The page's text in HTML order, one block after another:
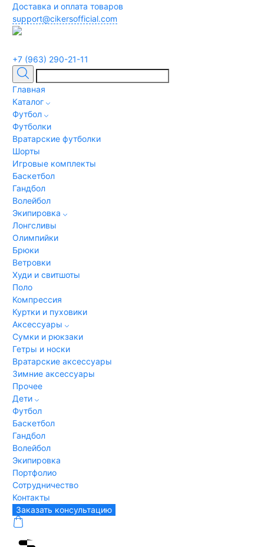
Доставка и оплата товаров
support@cikersofficial.com
+7 (963) 290-21-11
Главная
Каталог
Футбол
Футболки
Вратарские футболки
Шорты
Игровые комплекты
Баскетбол
Гандбол
Волейбол
Экипировка
Лонгсливы
Олимпийки
Брюки
Ветровки
Худи и свитшоты
Поло
Компрессия
Куртки и пуховики
Аксессуары
Сумки и рюкзаки
Гетры и носки
Вратарские аксессуары
Зимние аксессуары
Прочее
Дети
Футбол
Баскетбол
Гандбол
Волейбол
Экипировка
Портфолио
Сотрудничество
Контакты
Заказать консультацию